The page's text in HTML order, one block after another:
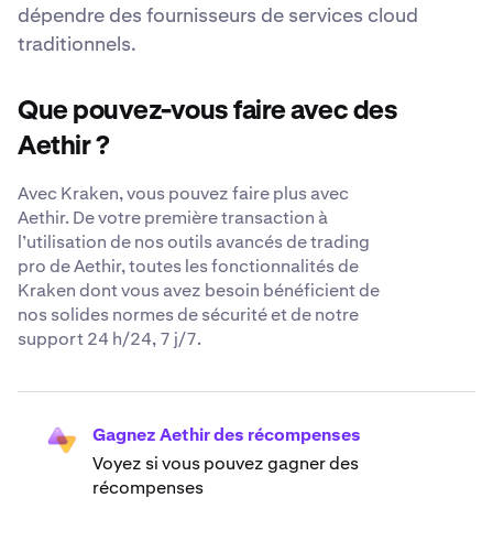
dépendre des fournisseurs de services cloud
traditionnels.
Que pouvez-vous faire avec des
Aethir ?
Avec Kraken, vous pouvez faire plus avec
Aethir. De votre première transaction à
l’utilisation de nos outils avancés de trading
pro de Aethir, toutes les fonctionnalités de
Kraken dont vous avez besoin bénéficient de
nos solides normes de sécurité et de notre
support 24 h/24, 7 j/7.
Gagnez Aethir des récompenses
Voyez si vous pouvez gagner des
récompenses